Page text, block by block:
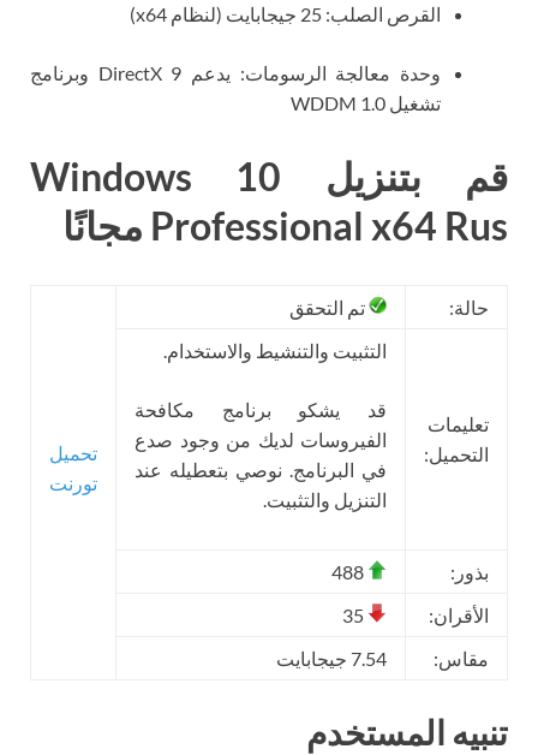
القرص الصلب: 25 جيجابايت (لنظام x64)
وحدة معالجة الرسومات: يدعم DirectX 9 وبرنامج
تشغيل WDDM 1.0
قم بتنزيل Windows 10
Professional x64 Rus مجانًا
حالة: تم التحقق
تحميل
تورنت
تعليمات
التحميل:
التثبيت والتنشيط والاستخدام.
قد يشكو برنامج مكافحة
الفيروسات لديك من وجود صدع
في البرنامج. نوصي بتعطيله عند
التنزيل والتثبيت.
بذور:
الأقران:
مقاس:
7.54 جيجابايت
تنبيه المستخدم